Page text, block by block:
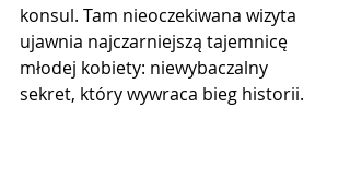
konsul. Tam nieoczekiwana wizyta
ujawnia najczarniejszą tajemnicę
młodej kobiety: niewybaczalny
sekret, który wywraca bieg historii.